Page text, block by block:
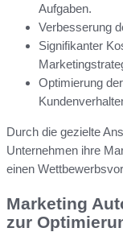
Aufgaben.
Verbesserung
Signifikanter
Optimierung
Durch die gezielte
Unternehmen ihre
einen
Marketing
zur